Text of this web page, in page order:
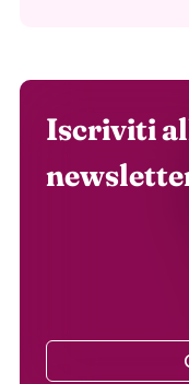
Iscriviti